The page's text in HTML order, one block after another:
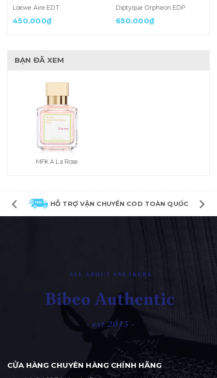
Loewe Aire EDT
450.000₫
Diptyque Orpheon EDP
650.000₫
BẠN ĐÃ XEM
MFK A La Rose
HỖ TRỢ VẬN CHUYỂN COD TOÀN QUỐC
CỬA HÀNG CHUYÊN HÀNG CHÍNH HÃNG